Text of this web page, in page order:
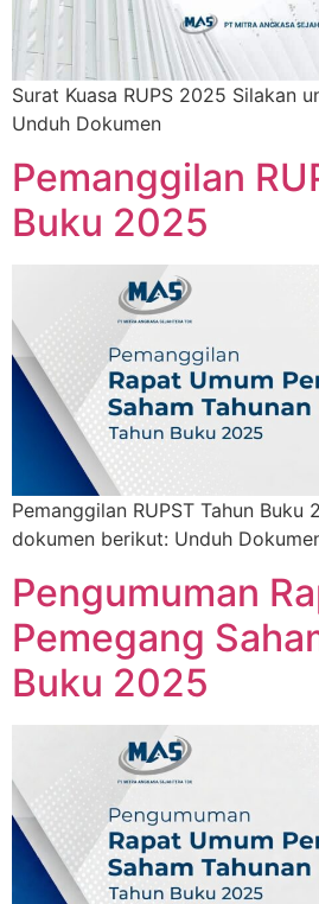
Surat Kuasa RUPS 2025 Silakan
Unduh Dokumen
Pemanggilan
Buku 2025
Pemanggilan RUPST Tahun Buku
dokumen berikut: Unduh
Pengumuman
Pemegang
Buku 2025